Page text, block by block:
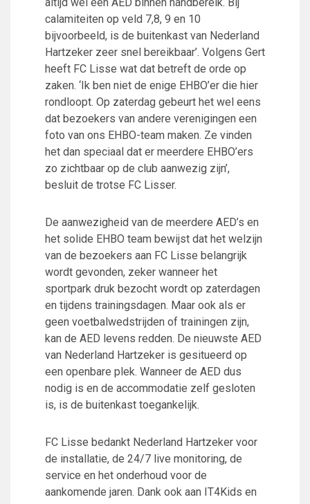
Maatschappelijke bijdrage
Steun bij contributie
Support Casper
Dagbesteding ’s Heeren Loo
De gezonde sportkantine
Onze vrijwilligers en ereleden
Contact
Vertrouwenspersonen
Financieel contactpersoon
Ruimte reserveren/huren
VOLG ONS OP:
calamiteiten op veld 7,8, 9 en 10
bijvoorbeeld, is de buitenkast van Nederland
Hartzeker zeer snel bereikbaar’. Volgens Gert
heeft FC Lisse wat dat betreft de orde op
zaken. ‘Ik ben niet de enige EHBO’er die hier
rondloopt. Op zaterdag gebeurt het wel eens
dat bezoekers van andere verenigingen een
foto van ons EHBO-team maken. Ze vinden
het dan speciaal dat er meerdere EHBO’ers
zo zichtbaar op de club aanwezig zijn’,
besluit de trotse FC Lisser.
De aanwezigheid van de meerdere AED’s en
het solide EHBO team bewijst dat het welzijn
van de bezoekers aan FC Lisse belangrijk
wordt gevonden, zeker wanneer het
sportpark druk bezocht wordt op zaterdagen
en tijdens trainingsdagen. Maar ook als er
geen voetbalwedstrijden of trainingen zijn,
kan de AED levens redden. De nieuwste AED
van Nederland Hartzeker is gesitueerd op
een openbare plek. Wanneer de AED dus
nodig is en de accommodatie zelf gesloten
is, is de buitenkast toegankelijk.
FC Lisse bedankt Nederland Hartzeker voor
de installatie, de 24/7 live monitoring, de
service en het onderhoud voor de
aankomende jaren. Dank ook aan IT4Kids en